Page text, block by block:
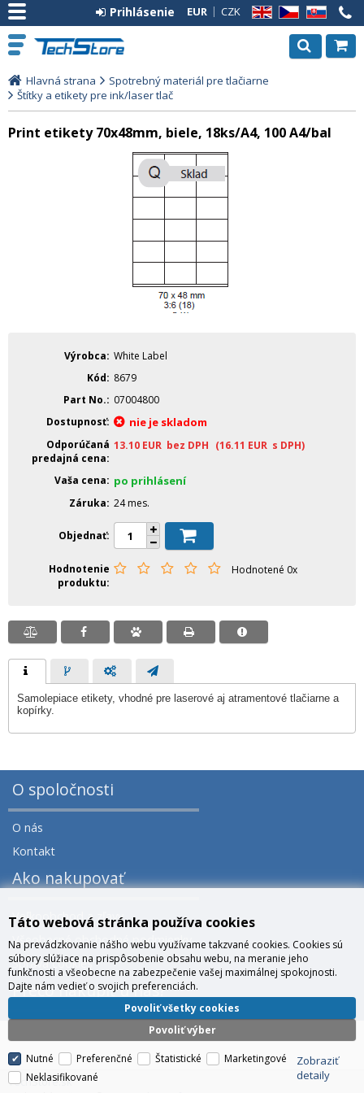
EN CZ SK
EUR CZK
Prihlásenie
Hlavná strana
Spotrebný materiál pre tlačiarne
Štítky a etikety pre ink/laser tlač
Print etikety 70x48mm, biele, 18ks/A4, 100 A4/bal
Výrobca White Label
Kód
8679
Part No.
07004800
Dostupnosť
nie je skladom
Odporúčaná
predajná cena
13.10 EUR bez DPH (16.11 EUR s DPH)
Vaša cena po prihlásení
Záruka 24 mes.
Objednať
Hodnotenie
produktu
Hodnotené 0x
Samolepiace etikety, vhodné pre laserové aj atramentové tlačiarne a
kopírky.
O spoločnosti
O nás
Kontakt
Ako nakupovať
Veľkoobchod a zľavy
Všeobecné obchodné podmienky
Správa cookies
Prečo nakúpiť u nás?
TechStore.sk
Táto webová stránka používa cookies
Na prevádzkovanie nášho webu využívame takzvané cookies. Cookies sú
súbory slúžiace na prispôsobenie obsahu webu, na meranie jeho
funkčnosti a všeobecne na zabezpečenie vašej maximálnej spokojnosti.
Dajte nám vedieť o svojich preferenciách.
Povoliť výber
Povoliť všetky cookies
Nutné Preferenčné Štatistické
Marketingové
Neklasifikované
Zobraziť
detaily